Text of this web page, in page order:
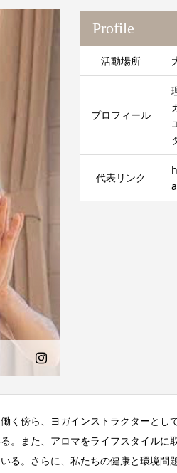
Profile
活動場所
プロフィール
代表リンク
く傍ら、ヨガインストラクターとし
。また、アロマをライフスタイルに
る。さらに、私たちの健康と環境問